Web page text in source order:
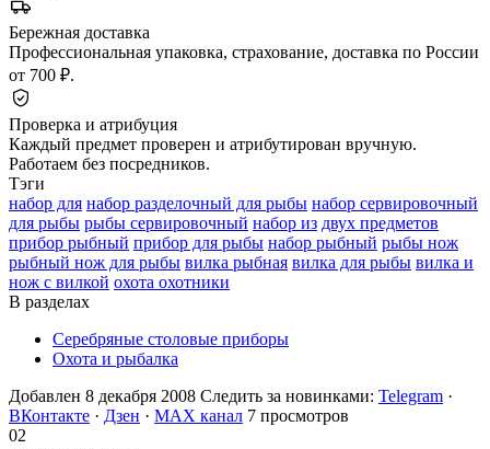
Бережная доставка
Профессиональная упаковка, страхование, доставка по России
от 700 ₽.
Проверка и атрибуция
Каждый предмет проверен и атрибутирован вручную.
Работаем без посредников.
Тэги
набор для набор разделочный для рыбы набор сервировочный
для рыбы рыбы сервировочный набор из двух предметов
прибор рыбный прибор для рыбы набор рыбный рыбы нож
рыбный нож для рыбы вилка рыбная вилка для рыбы вилка и
нож с вилкой охота охотники
В разделах
Серебряные столовые приборы
Охота и рыбалка
Добавлен 8 декабря 2008 Следить за новинками: Telegram ·
ВКонтакте · Дзен · MAX канал 7 просмотров
02